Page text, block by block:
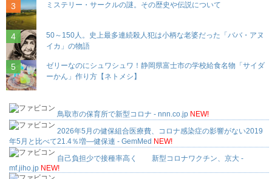
ミステリー・サークルの謎。その歴史や伝説について
50～150人。史上最多連続殺人犯は小柄な老婆だった「ババ・アヌ
イカ」の物語
ゼリーなのにシュワシュワ！静岡県富士市の学校給食名物「サイダ
ーかん」作り方【ネトメシ】
鳥取市の保育所で新型コロナ - nnn.co.jp NEW!
2026年5月の健保組合医療費、コロナ感染症の影響がない2019
年5月と比べて21.4％増—健保連 - GemMed NEW!
自己負担少で接種率高く 新型コロナワクチン、京大 -
mf.jiho.jp NEW!